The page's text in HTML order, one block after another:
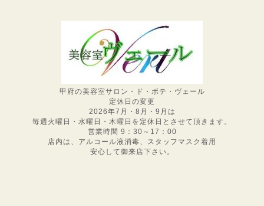
甲府の美容室サロン・ド・ボテ・ヴェール
定休日の変更
2026年7月・8月・9月は
毎週火曜日・水曜日・木曜日を定休日とさせて頂きます。
営業時間 9：30～17：00
店内は、アルコール液消毒、スタッフマスク着用
安心して御来店下さい。